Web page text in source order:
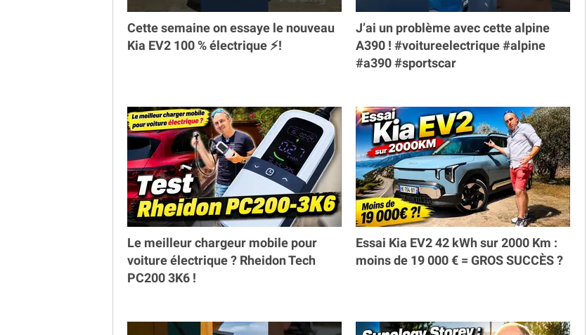
Cette semaine on essaye le nouveau
Kia EV2 100 % électrique ⚡️!
J’ai un problème avec cette alpine
A390 ! #voitureelectrique #alpine
#a390 #sportscar
Le meilleur chargeur mobile pour
voiture électrique ? Rheidon Tech
PC200 3K6 !
Essai Kia EV2 42 kWh sur 2000 Km :
moins de 19 000 € = GROS SUCCÈS ?